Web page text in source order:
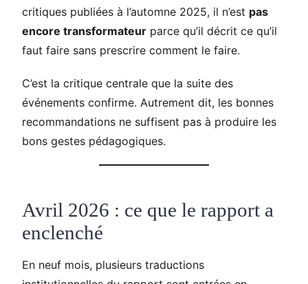
critiques publiées à l’automne 2025, il n’est pas
encore transformateur parce qu’il décrit ce qu’il
faut faire sans prescrire comment le faire.
C’est la critique centrale que la suite des
événements confirme. Autrement dit, les bonnes
recommandations ne suffisent pas à produire les
bons gestes pédagogiques.
Avril 2026 : ce que le rapport a
enclenché
En neuf mois, plusieurs traductions